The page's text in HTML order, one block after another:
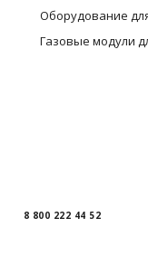
8 800 222 44 52
Оборудование
Газовые модули